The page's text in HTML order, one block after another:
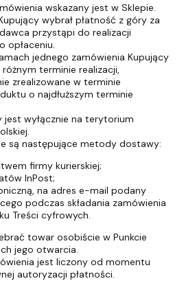
wskazany jest w Sklepie.
wybrał płatność z góry za
przystąpi do realizacji
opłaceniu.
jednego zamówienia Kupujący
terminie realizacji,
zrealizowane w terminie
o najdłuższym terminie
jest wyłącznie na terytorium
są następujące metody dostawy:
firmy kurierskiej;
InPost;
na adres e-mail podany
podczas składania zamówienia
Treści cyfrowych.
towar osobiście w Punkcie
jego otwarcia.
jest liczony od momentu
autoryzacji płatności.